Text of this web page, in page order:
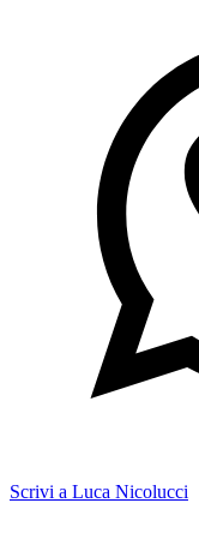
Scrivi a Luca Nicolucci